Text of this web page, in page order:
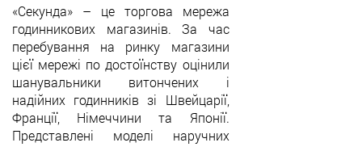
«Секунда» – це торгова мережа
годинникових магазинів. За час
перебування на ринку магазини
цієї мережі по достоїнству оцінили
шанувальники витончених і
надійних годинників зі Швейцарії,
Франції, Німеччини та Японії.
Представлені моделі наручних